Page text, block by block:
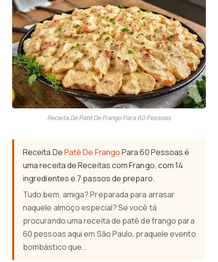
Receita De Patê De Frango Para 60 Pessoas
Receita DePatê De FrangoPara 60 Pessoas é
uma receita de Receitas com Frango, com 14
ingredientes e 7 passos de preparo.
Tudo bem, amiga? Preparada para arrasar
naquele almoço especial? Se você tá
procurando uma receita de patê de frango para
60 pessoas aqui em São Paulo, praquele evento
bombástico que…